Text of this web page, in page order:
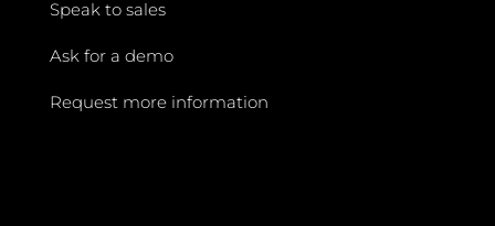
Speak to sales
Ask for a demo
Request more information